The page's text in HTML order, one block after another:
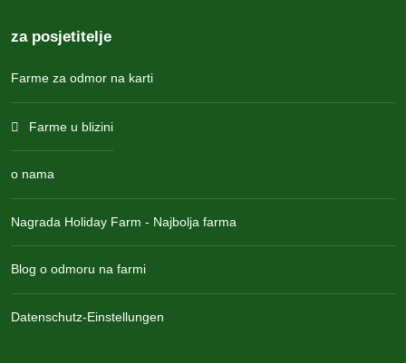
za posjetitelje
Farme za odmor na karti
Farme u blizini
o nama
Nagrada Holiday Farm - Najbolja farma
Blog o odmoru na farmi
Datenschutz-Einstellungen